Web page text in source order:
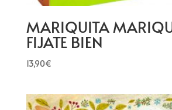
MARIQUITA
FIJATE BIEN
13,90€